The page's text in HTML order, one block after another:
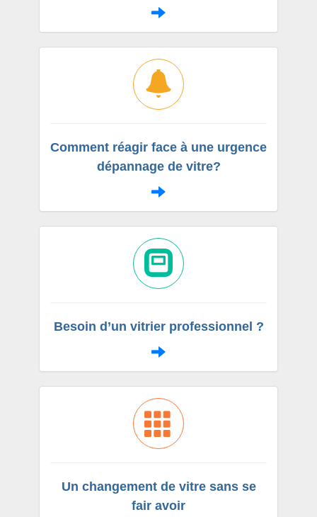
Comment réagir face à une urgence
dépannage de vitre?
Besoin d’un vitrier professionnel ?
Un changement de vitre sans se
fair avoir